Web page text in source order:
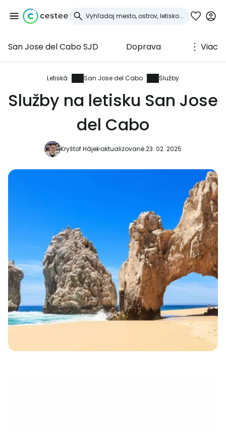
San Jose del Cabo SJD Doprava Viac
Letiská San Jose del Cabo Služby
Služby na letisku San Jose
del Cabo
Kryštof Hájekaktualizované 23. 02. 2025
Prihláste sa do
služby Cestee
... celosvetovej komunity cestovateľov
Pokračovať s e-mailom